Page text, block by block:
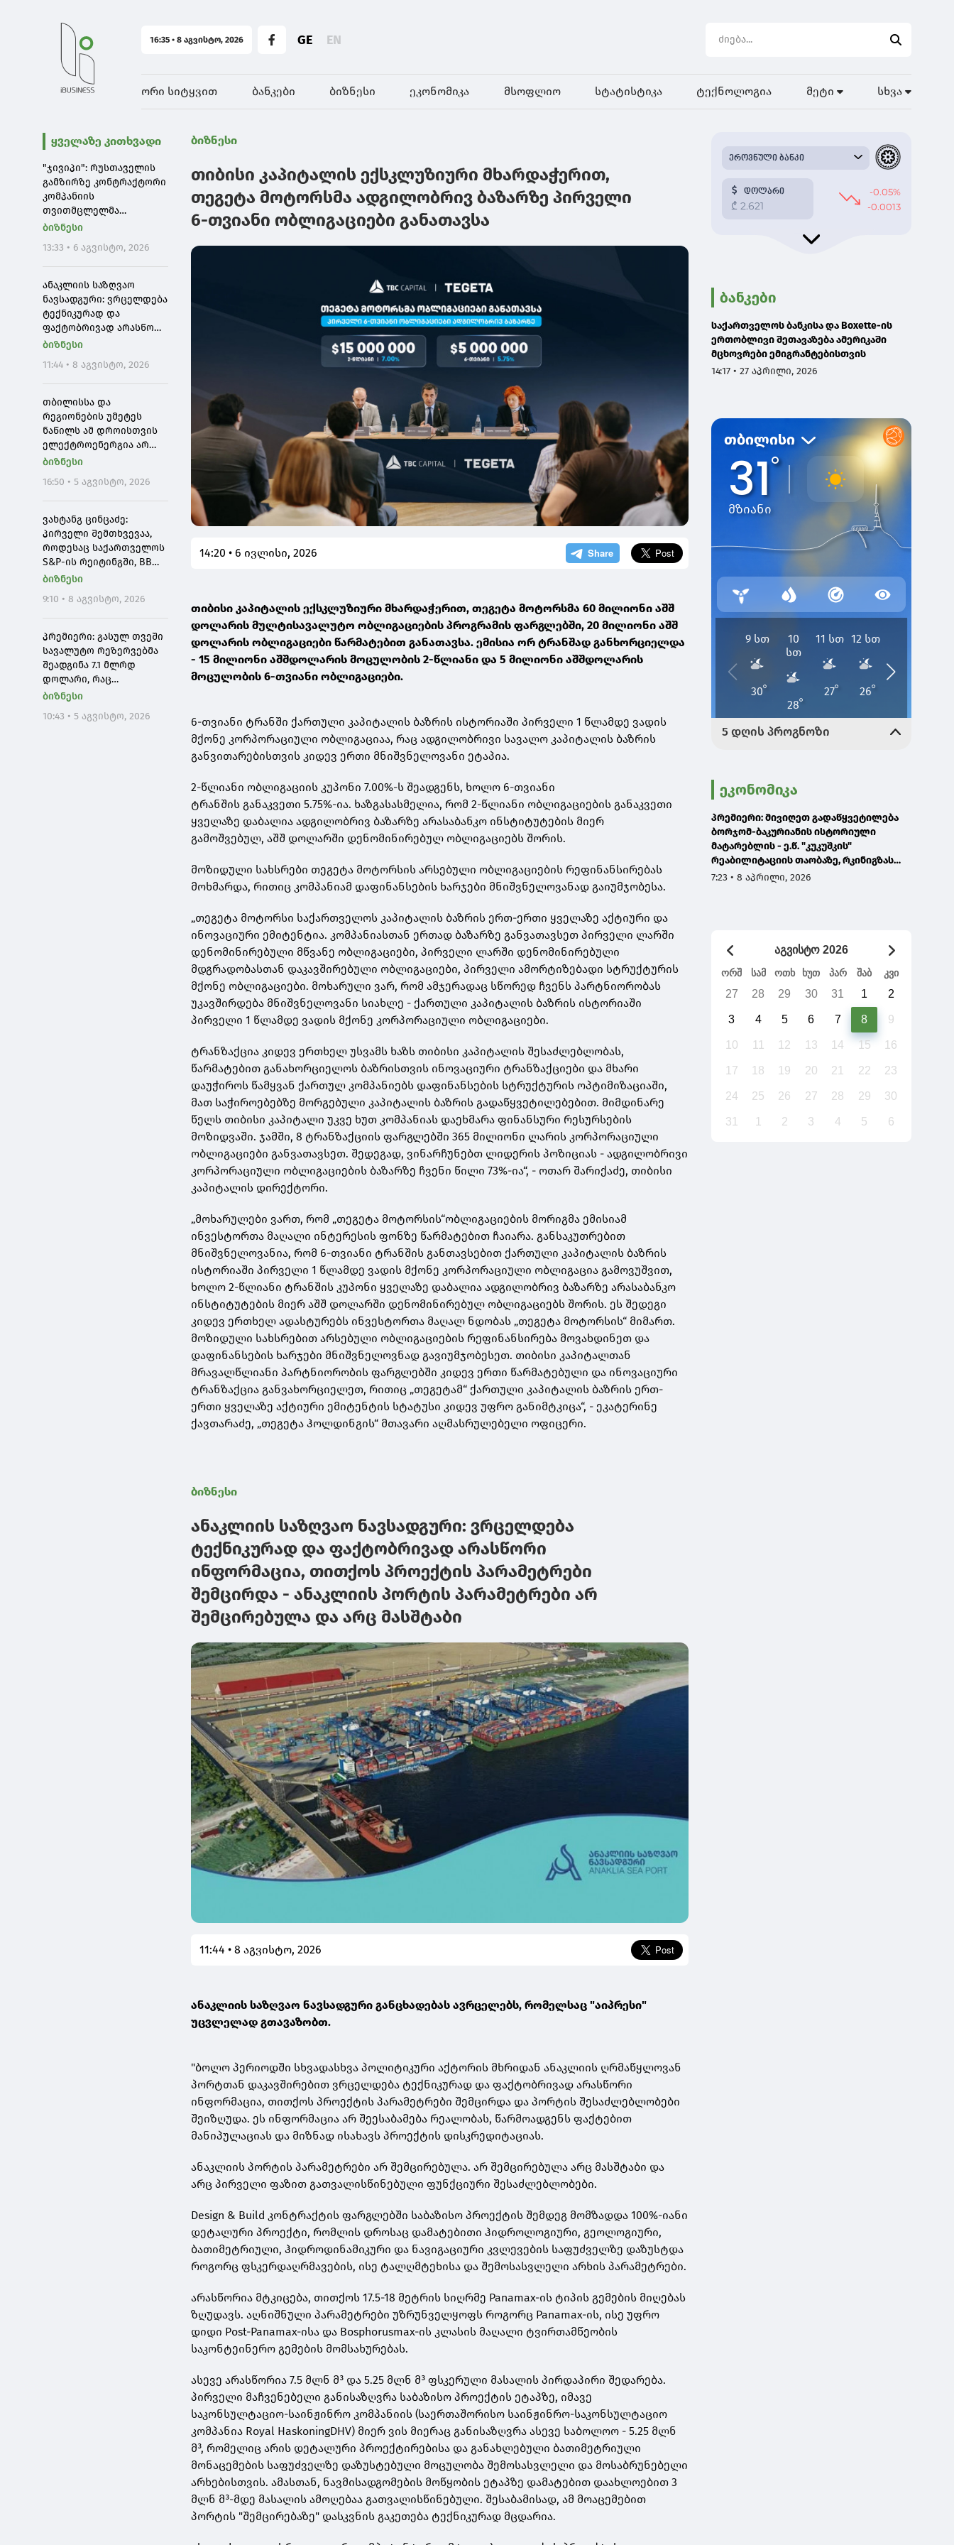
16:35 • 8 აგვისტო, 2026 GE EN
ორი სიტყვით ბანკები ბიზნესი ეკონომიკა მსოფლიო სტატისტიკა ტექნოლოგია მეტი სხვა
ყველაზე კითხვადი
"ჯივიპი": რუსთაველის
გამზირზე კონტრაქტორი
კომპანიის
თვითმცლელმა
ავტომანქანამ ტრანშიის
იმოძრავა, რამაც
ნიადაგის ჩამოშლა და
ტექნიკის მოცურება
გამოიწვია
ბიზნესი
13:33 • 6 აგვისტო, 2026
ანაკლიის საზღვაო
ნავსადგური: ვრცელდება
ტექნიკურად და
ფაქტობრივად არასწორი
ინფორმაცია, თითქოს
შემცირდა - ანაკლიის
პორტის პარამეტრები არ
შემცირებულა და არც
მასშტაბი
ბიზნესი
11:44 • 8 აგვისტო, 2026
თბილისსა და
რეგიონების უმეტეს
ნაწილს ამ დროისთვის
ელექტროენერგია არ
მიეწოდება
ბიზნესი
16:50 • 5 აგვისტო, 2026
ვახტანგ ცინცაძე:
პირველი შემთხვევაა,
როდესაც საქართველოს
S&P-ის რეიტინგში, BB
დონეზე "პოზიტიური"
ეს ადასტურებს, რომ
საქართველო
საერთაშორისო
ინვესტორებისთვის
მიმზიდველ ქვეყნად
რჩება
ბიზნესი
9:10 • 8 აგვისტო, 2026
პრემიერი: გასულ თვეში
სავალუტო რეზერვებმა
შეადგინა 7.1 მლრდ
დოლარი, რაც
ისტორიული მაქსიმუმია,
გაიზარდა 52 %-ით, ეს
ბიზნესი
10:43 • 5 აგვისტო, 2026
ბიზნესი
თიბისი კაპიტალის ექსკლუზიური მხარდაჭერით,
თეგეტა მოტორსმა ადგილობრივ ბაზარზე პირველი
6-თვიანი ობლიგაციები განათავსა
14:20 • 6 ივლისი, 2026
თიბისი კაპიტალის ექსკლუზიური მხარდაჭერით, თეგეტა მოტორსმა 60 მილიონი აშშ
დოლარის მულტისავალუტო ობლიგაციების პროგრამის ფარგლებში, 20 მილიონი აშშ
დოლარის ობლიგაციები წარმატებით განათავსა. ემისია ორ ტრანშად განხორციელდა
- 15 მილიონი აშშდოლარის მოცულობის 2-წლიანი და 5 მილიონი აშშდოლარის
მოცულობის 6-თვიანი ობლიგაციები.
6-თვიანი ტრანში ქართული კაპიტალის ბაზრის ისტორიაში პირველი 1 წლამდე ვადის
მქონე კორპორაციული ობლიგაციაა, რაც ადგილობრივი სავალო კაპიტალის ბაზრის
განვითარებისთვის კიდევ ერთი მნიშვნელოვანი ეტაპია.
2-წლიანი ობლიგაციის კუპონი 7.00%-ს შეადგენს, ხოლო 6-თვიანი
ტრანშის განაკვეთი 5.75%-ია. ხაზგასასმელია, რომ 2-წლიანი ობლიგაციების განაკვეთი
ყველაზე დაბალია ადგილობრივ ბაზარზე არასაბანკო ინსტიტუტების მიერ
გამოშვებულ, აშშ დოლარში დენომინირებულ ობლიგაციებს შორის.
მოზიდული სახსრები თეგეტა მოტორსის არსებული ობლიგაციების რეფინანსირებას
მოხმარდა, რითიც კომპანიამ დაფინანსების ხარჯები მნიშვნელოვანად გაიუმჯობესა.
„თეგეტა მოტორსი საქართველოს კაპიტალის ბაზრის ერთ-ერთი ყველაზე აქტიური და
ინოვაციური ემიტენტია. კომპანიასთან ერთად ბაზარზე განვათავსეთ პირველი ლარში
დენომინირებული მწვანე ობლიგაციები, პირველი ლარში დენომინირებული
მდგრადობასთან დაკავშირებული ობლიგაციები, პირველი ამორტიზებადი სტრუქტურის
მქონე ობლიგაციები. მოხარული ვარ, რომ ამჯერადაც სწორედ ჩვენს პარტნიორობას
უკავშირდება მნიშვნელოვანი სიახლე - ქართული კაპიტალის ბაზრის ისტორიაში
პირველი 1 წლამდე ვადის მქონე კორპორაციული ობლიგაციები.
ტრანზაქცია კიდევ ერთხელ უსვამს ხაზს თიბისი კაპიტალის შესაძლებლობას,
წარმატებით განახორციელოს ბაზრისთვის ინოვაციური ტრანზაქციები და მხარი
დაუჭიროს წამყვან ქართულ კომპანიებს დაფინანსების სტრუქტურის ოპტიმიზაციაში,
მათ საჭიროებებზე მორგებული კაპიტალის ბაზრის გადაწყვეტილებებით. მიმდინარე
წელს თიბისი კაპიტალი უკვე ხუთ კომპანიას დაეხმარა ფინანსური რესურსების
მოზიდვაში. ჯამში, 8 ტრანზაქციის ფარგლებში 365 მილიონი ლარის კორპორაციული
ობლიგაციები განვათავსეთ. შედეგად, ვინარჩუნებთ ლიდერის პოზიციას - ადგილობრივი
კორპორაციული ობლიგაციების ბაზარზე ჩვენი წილი 73%-ია“, - ოთარ შარიქაძე, თიბისი
კაპიტალის დირექტორი.
„მოხარულები ვართ, რომ „თეგეტა მოტორსის“ობლიგაციების მორიგმა ემისიამ
ინვესტორთა მაღალი ინტერესის ფონზე წარმატებით ჩაიარა. განსაკუთრებით
მნიშვნელოვანია, რომ 6-თვიანი ტრანშის განთავსებით ქართული კაპიტალის ბაზრის
ისტორიაში პირველი 1 წლამდე ვადის მქონე კორპორაციული ობლიგაცია გამოვუშვით,
ხოლო 2-წლიანი ტრანშის კუპონი ყველაზე დაბალია ადგილობრივ ბაზარზე არასაბანკო
ინსტიტუტების მიერ აშშ დოლარში დენომინირებულ ობლიგაციებს შორის. ეს შედეგი
კიდევ ერთხელ ადასტურებს ინვესტორთა მაღალ ნდობას „თეგეტა მოტორსის“ მიმართ.
მოზიდული სახსრებით არსებული ობლიგაციების რეფინანსირება მოვახდინეთ და
დაფინანსების ხარჯები მნიშვნელოვნად გავიუმჯობესეთ. თიბისი კაპიტალთან
მრავალწლიანი პარტნიორობის ფარგლებში კიდევ ერთი წარმატებული და ინოვაციური
ტრანზაქცია განვახორციელეთ, რითიც „თეგეტამ“ ქართული კაპიტალის ბაზრის ერთ-
ერთი ყველაზე აქტიური ემიტენტის სტატუსი კიდევ უფრო განიმტკიცა“, - ეკატერინე
ქავთარაძე, „თეგეტა ჰოლდინგის“ მთავარი აღმასრულებელი ოფიცერი.
ბიზნესი
ანაკლიის საზღვაო ნავსადგური: ვრცელდება
ტექნიკურად და ფაქტობრივად არასწორი
ინფორმაცია, თითქოს პროექტის პარამეტრები
შემცირდა - ანაკლიის პორტის პარამეტრები არ
შემცირებულა და არც მასშტაბი
11:44 • 8 აგვისტო, 2026
ანაკლიის საზღვაო ნავსადგური განცხადებას ავრცელებს, რომელსაც "აიპრესი"
უცვლელად გთავაზობთ.
"ბოლო პერიოდში სხვადასხვა პოლიტიკური აქტორის მხრიდან ანაკლიის ღრმაწყლოვან
პორტთან დაკავშირებით ვრცელდება ტექნიკურად და ფაქტობრივად არასწორი
ინფორმაცია, თითქოს პროექტის პარამეტრები შემცირდა და პორტის შესაძლებლობები
შეიზღუდა. ეს ინფორმაცია არ შეესაბამება რეალობას, წარმოადგენს ფაქტებით
მანიპულაციას და მიზნად ისახავს პროექტის დისკრედიტაციას.
ანაკლიის პორტის პარამეტრები არ შემცირებულა. არ შემცირებულა არც მასშტაბი და
არც პირველი ფაზით გათვალისწინებული ფუნქციური შესაძლებლობები.
Design & Build კონტრაქტის ფარგლებში საბაზისო პროექტის შემდეგ მომზადდა 100%-იანი
დეტალური პროექტი, რომლის დროსაც დამატებითი ჰიდროლოგიური, გეოლოგიური,
ბათიმეტრიული, ჰიდროდინამიკური და ნავიგაციური კვლევების საფუძველზე დაზუსტდა
როგორც ფსკერდაღრმავების, ისე ტალღმტეხისა და შემოსასვლელი არხის პარამეტრები.
არასწორია მტკიცება, თითქოს 17.5-18 მეტრის სიღრმე Panamax-ის ტიპის გემების მიღებას
ზღუდავს. აღნიშნული პარამეტრები უზრუნველყოფს როგორც Panamax-ის, ისე უფრო
დიდი Post-Panamax-ისა და Bosphorusmax-ის კლასის მაღალი ტვირთამწეობის
საკონტეინერო გემების მომსახურებას.
ასევე არასწორია 7.5 მლნ მ³ და 5.25 მლნ მ³ ფსკერული მასალის პირდაპირი შედარება.
პირველი მაჩვენებელი განისაზღვრა საბაზისო პროექტის ეტაპზე, იმავე
საკონსულტაციო-საინჟინრო კომპანიის (საერთაშორისო საინჟინრო-საკონსულტაციო
კომპანია Royal HaskoningDHV) მიერ ვის მიერაც განისაზღვრა ასევე საბოლოო - 5.25 მლნ
მ³, რომელიც არის დეტალური პროექტირებისა და განახლებული ბათიმეტრიული
მონაცემების საფუძველზე დაზუსტებული მოცულობა შემოსასვლელი და მოსაბრუნებელი
არხებისთვის. ამასთან, ნავმისადგომების მოწყობის ეტაპზე დამატებით დაახლოებით 3
მლნ მ³-მდე მასალის ამოღებაა გათვალისწინებული. შესაბამისად, ამ მოაცემებით
პორტის "შემცირებაზე" დასკვნის გაკეთება ტექნიკურად მცდარია.
ბანკები
საქართველოს ბანკისა და Boxette-ის
ერთობლივი შეთავაზება ამერიკაში
მცხოვრები ემიგრანტებისთვის
14:17 • 27 აპრილი, 2026
ეკონომიკა
პრემიერი: მივიღეთ გადაწყვეტილება
ბორჯომ-ბაკურიანის ისტორიული
მატარებლის - ე.წ. "კუკუშკის"
რეაბილიტაციის თაობაზე, რკინიგზას
ასევე დაემატება თბილისის-ქუთაისის
7:23 • 8 აპრილი, 2026
აგვისტო 2026
ორშ სამ ოთხ ხუთ პარ შაბ კვი
27 28 29 30 31 1 2
3 4 5 6 7 8 9
10 11 12 13 14 15 16
17 18 19 20 21 22 23
24 25 26 27 28 29 30
31 1 2 3 4 5 6